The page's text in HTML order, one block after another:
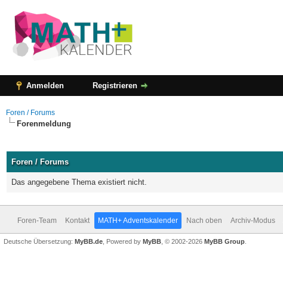
Anmelden Registrieren
Foren / Forums
Forenmeldung
Foren / Forums
Das angegebene Thema existiert nicht.
Foren-Team Kontakt MATH+ Adventskalender Nach oben Archiv-Modus
Deutsche Übersetzung: MyBB.de , Powered by MyBB , © 2002-2026 MyBB Group